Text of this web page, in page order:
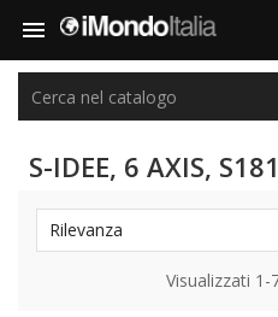

S-IDEE, 6 AXIS,
Rilevanza
Visualizzati 1-